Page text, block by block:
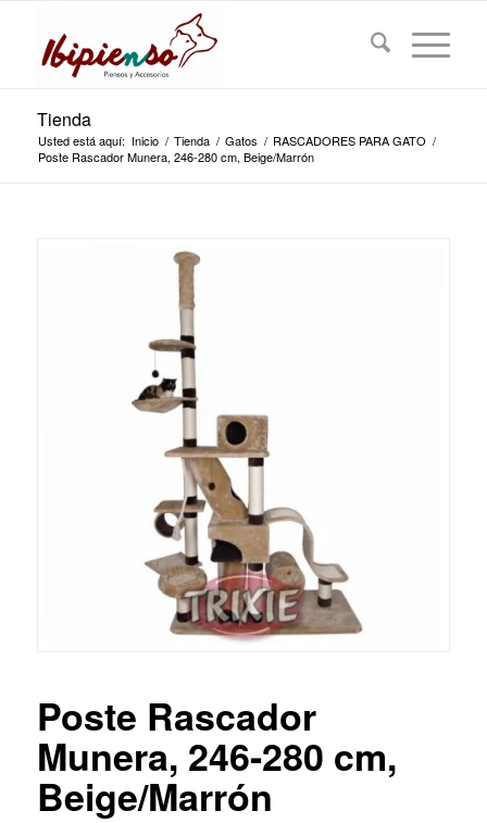
Tienda
Usted está aquí: Inicio / Tienda / Gatos / RASCADORES PARA GATO /
Poste Rascador Munera, 246-280 cm, Beige/Marrón
Poste Rascador
Munera, 246-280 cm,
Beige/Marrón